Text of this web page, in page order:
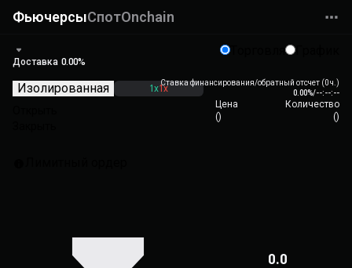
ФьючерсыСпотOnchain
Доставка 0.00%
Изолированная 1x1x
Ставка финансирования/обратный отсчет (0 ч.)
0.00%/--:--:--
Цена
()
Количество
()
0.0